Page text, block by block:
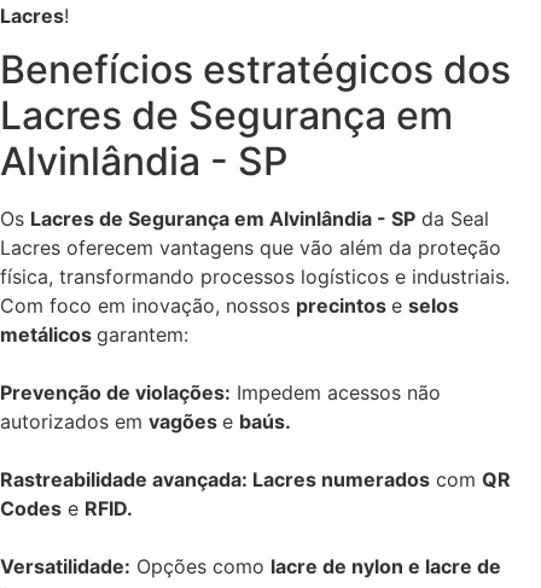
Lacres!
Benefícios estratégicos dos
Lacres de Segurança em
Alvinlândia - SP
Os Lacres de Segurança em Alvinlândia - SP da Seal
Lacres oferecem vantagens que vão além da proteção
física, transformando processos logísticos e industriais.
Com foco em inovação, nossos precintos e selos
metálicos garantem:
Prevenção de violações: Impedem acessos não
autorizados em vagões e baús.
Rastreabilidade avançada: Lacres numerados com QR
Codes e RFID.
Versatilidade: Opções como lacre de nylon e lacre de